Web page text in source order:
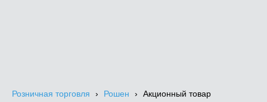
Розничная торговля Рошен Акционный товар